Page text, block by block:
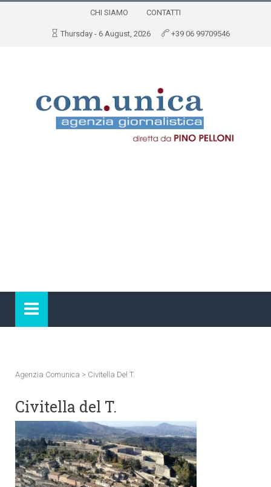
CHI SIAMO CONTATTI
Thursday - 6 August, 2026 +39 06 99709546
Agenzia Comunica > Civitella Del T.
Civitella del T.